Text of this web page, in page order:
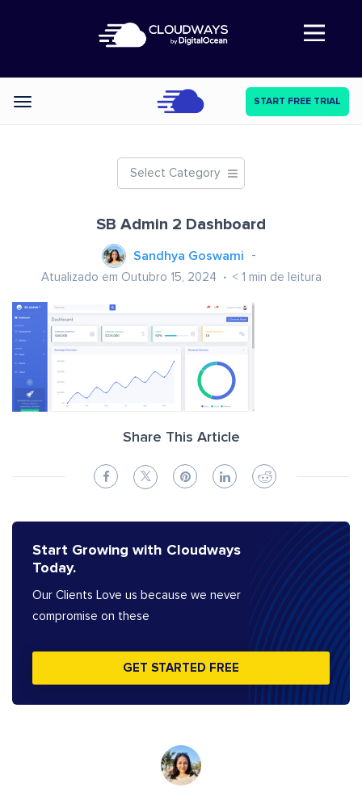
Abre a navegação
Categories START FREE TRIAL
Select Category
SB Admin 2 Dashboard
Sandhya Goswami
Atualizado em Outubro 15, 2024 < 1 min de leitura
Share This Article
Start Growing with Cloudways
Today.
Our Clients Love us because we never
compromise on these
GET STARTED FREE